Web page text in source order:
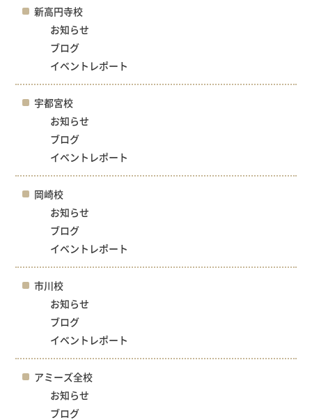
新高円寺校
お知らせ
ブログ
イベントレポート
宇都宮校
お知らせ
ブログ
イベントレポート
岡崎校
お知らせ
ブログ
イベントレポート
市川校
お知らせ
ブログ
イベントレポート
アミーズ全校
お知らせ
ブログ